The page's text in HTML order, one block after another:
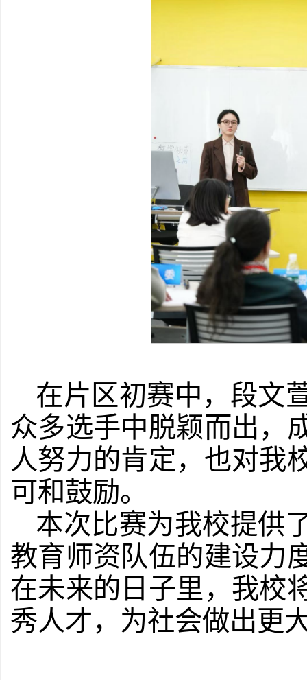
在片区初赛中，段文
众多选手中脱颖而出，
人努力的肯定，也对我
可和鼓励。
本次比赛为我校提供
教育师资队伍的建设力
在未来的日子里，我校
秀人才，为社会做出更